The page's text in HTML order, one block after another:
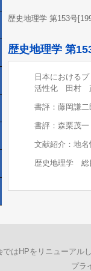
歴史地理学 第153号
歴史地理学 第
日本における
活性化 田村
書評：藤岡謙
書評：森栗茂
文献紹介：地
歴史地理学 総
ではHPをリニューアル
プラ